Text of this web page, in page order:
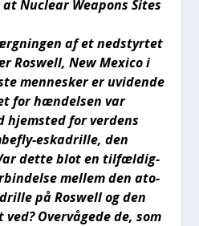
Nuclear Wea­pons Sites
af et nedstyr­tet
Roswell, New Mexi­co i
men­ne­sker er uvi­den­de
for hæn­del­sen var
hjem­sted for ver­dens
eskadril­le, den
det­te blot en til­fæl­dig­
mel­lem den ato­
på Roswell og den
Over­vå­ge­de de, som